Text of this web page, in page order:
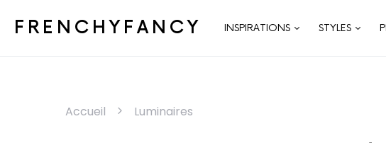
FRENCHYFANCY INSPIRATIONS STYLES
Accueil Luminaires